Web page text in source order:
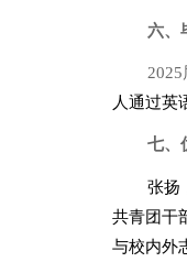
六、
2025
人通过英
七、
张扬
共青团干
与校内外